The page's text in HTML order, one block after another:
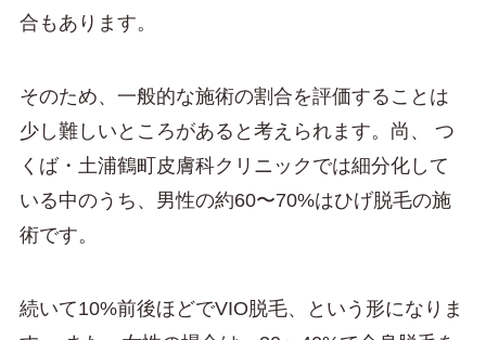
合もあります。
そのため、一般的な施術の割合を評価することは
少し難しいところがあると考えられます。尚、 つ
くば・土浦鶴町皮膚科クリニックでは細分化して
いる中のうち、男性の約60〜70%はひげ脱毛の施
術です。
続いて10%前後ほどでVIO脱毛、という形になりま